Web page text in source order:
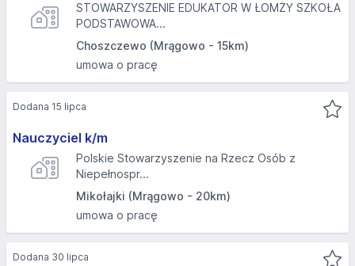
STOWARZYSZENIE EDUKATOR W ŁOMŻY SZKOŁA
PODSTAWOWA...
Choszczewo (Mrągowo - 15km)
umowa o pracę
Nauczyciel k/m
Polskie Stowarzyszenie na Rzecz Osób z
Niepełnospr...
Mikołajki (Mrągowo - 20km)
umowa o pracę
Dodana 15 lipca
Dodana 30 lipca